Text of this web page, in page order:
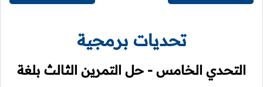
تحديات برمجية
التحدي الخامس - حل التمرين الثالث بلغة